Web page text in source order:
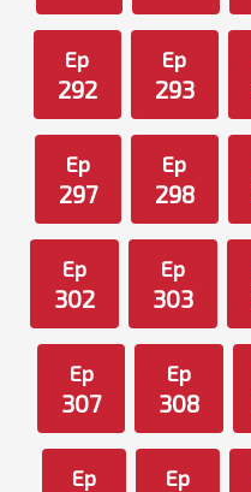
Ep
292
Ep
293
Ep
297
Ep
298
Ep
302
Ep
303
Ep
307
Ep
308
Ep Ep